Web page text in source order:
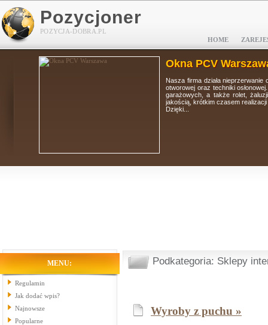
Pozycjoner
POZYCJA-DOBRA.PL
HOME
Okna PCV
Nasza firma działa
otworowej oraz techniki
garażowych, a także rolet,
jakością, krótkim czasem
Dzięki...
MENU:
Regulamin
Jak dodać wpis?
Najnowsze
Popularne
Podkategoria: Sklepy
Wyroby z puchu »